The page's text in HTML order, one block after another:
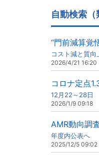
自動検索（
“門前減算覚
コスト減と質
2026/4/21 16:20
コロナ定点
12月22～28日
2026/1/9 09:18
AMR動向調
年度内公表へ
2025/12/5 09:02